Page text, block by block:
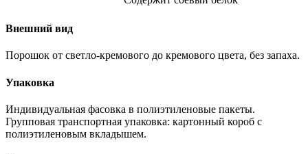
Внешний вид
Порошок от светло-кремового до кремового цвета, без запаха.
Упаковка
Индивидуальная фасовка в полиэтиленовые пакеты.
Групповая транспортная упаковка: картонный короб с
полиэтиленовым вкладышем.